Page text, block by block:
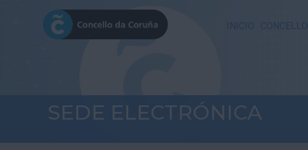
INICIO CONCELLO
SEDE ELECTRÓNICA